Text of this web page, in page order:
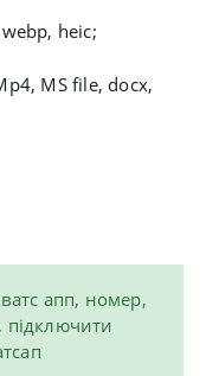
heic;
MS file, docx,
апп, номер,
підключити